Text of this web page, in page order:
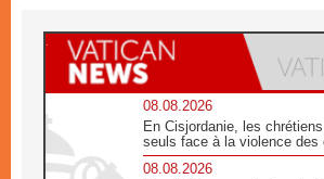
08.08.2026
En Cisjordanie, les
seuls face à la violence des
08.08.2026